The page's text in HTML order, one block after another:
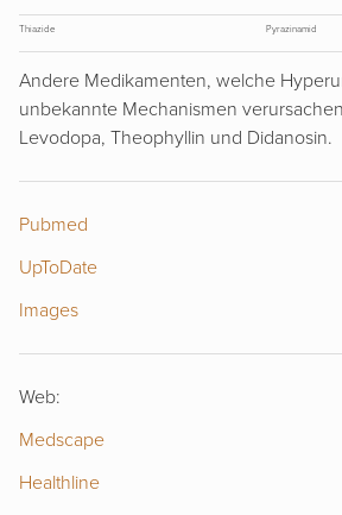
Thiazide Pyrazinamid
Andere Medikamenten, welche
unbekannte Mechanismen
Levodopa, Theophyllin und Didanosin.
Pubmed
UpToDate
Images
Web:
Medscape
Healthline